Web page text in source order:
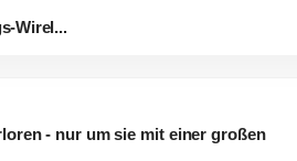
Wirel...
- nur um sie mit einer großen